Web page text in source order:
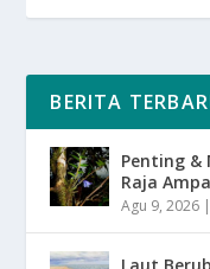
BERITA
Penting &
Raja
Agu 9, 2026